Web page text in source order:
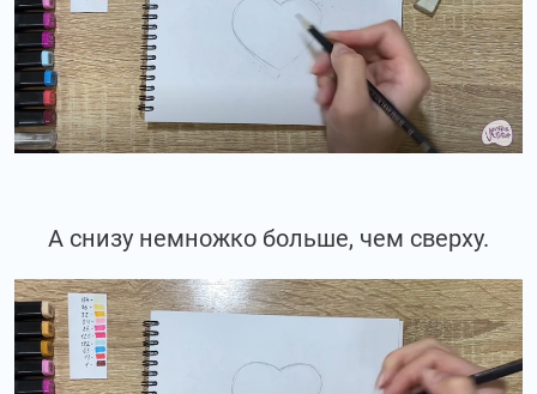
А снизу немножко больше, чем сверху.